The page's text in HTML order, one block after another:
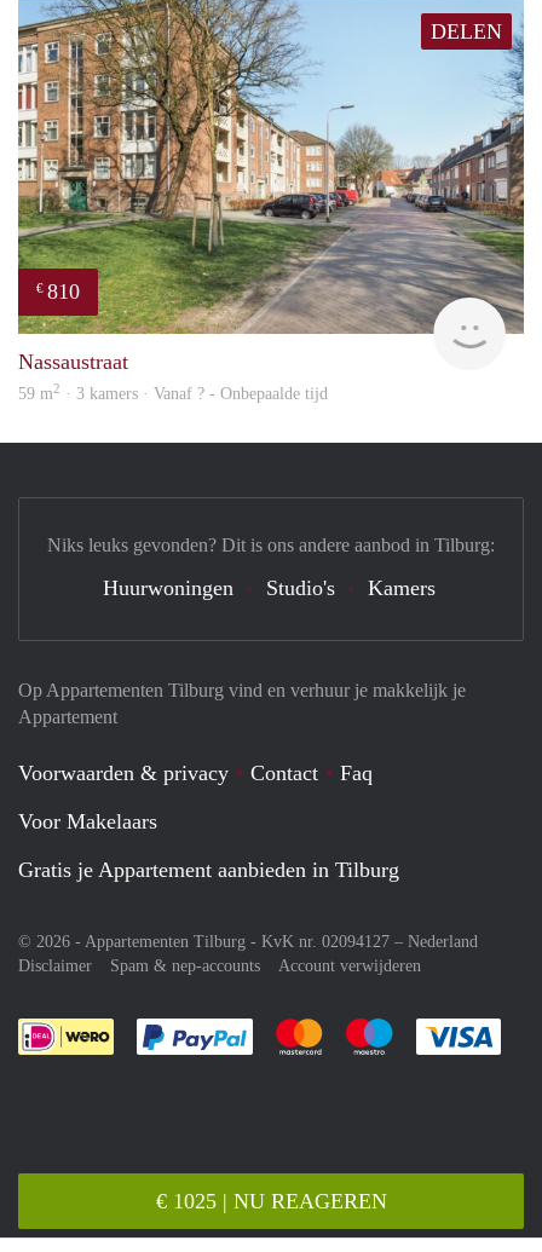
€ 1025 | NU REAGEREN
DELEN
€ 810
Nassaustraat
59 m2 · 3 kamers · Vanaf ? - Onbepaalde tijd
Op Appartementen Tilburg vind en verhuur je makkelijk je
Appartement
Voorwaarden & privacy Contact
Faq
Voor Makelaars
Gratis je Appartement aanbieden in Tilburg
© 2026 - Appartementen Tilburg - KvK nr. 02094127 – Nederland
Disclaimer
Spam & nep-accounts Account verwijderen
Je rekent gemakkelijk af met Paypal
Je rekent gemakkelijk af met
Je rekent
Niks leuks gevonden? Dit is ons andere aanbod in Tilburg:
Huurwoningen Studio's Kamers